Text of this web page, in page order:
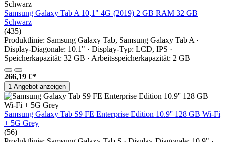
Samsung Galaxy Tab A 10,1" 4G (2019) 2 GB RAM 32 GB
Schwarz
(435)
Produktlinie: Samsung Galaxy Tab, Samsung Galaxy Tab A ·
Display-Diagonale: 10.1" · Display-Typ: LCD, IPS ·
Speicherkapazität: 32 GB · Arbeitsspeicherkapazität: 2 GB
266,19 €*
1 Angebot anzeigen
Samsung Galaxy Tab S9 FE Enterprise Edition 10.9'' 128 GB Wi-Fi
+ 5G Grey
(56)